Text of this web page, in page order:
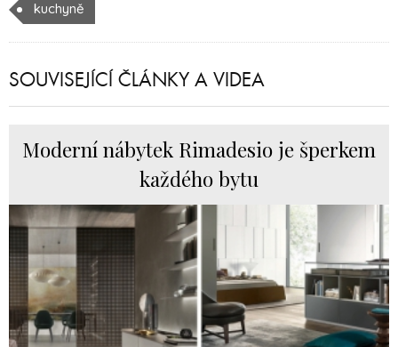
kuchyně
SOUVISEJÍCÍ ČLÁNKY A VIDEA
Moderní nábytek Rimadesio je šperkem
každého bytu